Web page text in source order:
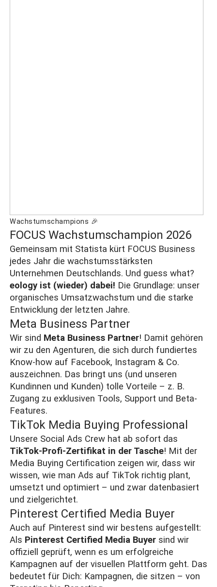
Wachstumschampions 🎉
FOCUS Wachstumschampion 2026
Gemeinsam mit Statista kürt FOCUS Business
jedes Jahr die wachstumsstärksten
Unternehmen Deutschlands. Und guess what?
eology ist (wieder) dabei! Die Grundlage: unser
organisches Umsatzwachstum und die starke
Entwicklung der letzten Jahre.
Meta Business Partner
Wir sind Meta Business Partner! Damit gehören
wir zu den Agenturen, die sich durch fundiertes
Know-how auf Facebook, Instagram & Co.
auszeichnen. Das bringt uns (und unseren
Kundinnen und Kunden) tolle Vorteile – z. B.
Zugang zu exklusiven Tools, Support und Beta-
Features.
TikTok Media Buying Professional
Unsere Social Ads Crew hat ab sofort das
TikTok-Profi-Zertifikat in der Tasche! Mit der
Media Buying Certification zeigen wir, dass wir
wissen, wie man Ads auf TikTok richtig plant,
umsetzt und optimiert – und zwar datenbasiert
und zielgerichtet.
Pinterest Certified Media Buyer
Auch auf Pinterest sind wir bestens aufgestellt:
Als Pinterest Certified Media Buyer sind wir
offiziell geprüft, wenn es um erfolgreiche
Kampagnen auf der visuellen Plattform geht. Das
bedeutet für Dich: Kampagnen, die sitzen – von